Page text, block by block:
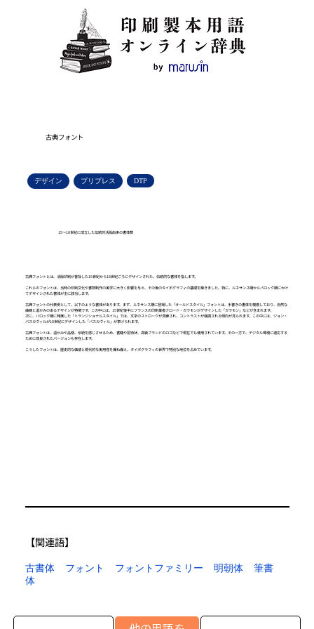
古典フォント
デザイン プリプレス DTP
15〜18世紀に成立した伝統的活版由来の書体群
古典フォントとは、活版印刷が普及した15世紀から18世紀ごろにデザインされた、伝統的な書体を指します。
これらのフォントは、当時の印刷文化や書物制作の美学に大きく影響を与え、その後のタイポグラフィの基礎を築きました。特に、ルネサンス期からバロック期にかけ
てデザインされた書体が主に該当します。
古典フォントの代表例として、以下のような書体があります。まず、ルネサンス期に登場した「オールドスタイル」フォントは、手書きの書体を模倣しており、自然な
曲線と温かみのあるデザインが特徴です。この中には、15世紀後半にフランスの印刷業者クロード・ガラモンがデザインした「ガラモン」などが含まれます。
次に、バロック期に発展した「トランジショナルスタイル」では、文字のストロークが洗練され、コントラストが強調される傾向が見られます。この中には、ジョン・
バスカヴィルが18世紀にデザインした「バスカヴィル」が挙げられます。
古典フォントは、温かみや品格、伝統を感じさせるため、書籍や招待状、高級ブランドのロゴなどで現在でも使用されています。その一方で、デジタル環境に適応する
ために改良されたバージョンも存在します。
こうしたフォントは、歴史的な価値と現代的な実用性を兼ね備え、タイポグラフィの世界で特別な地位を占めています。
【​関連語】
古書体 フォント フォントファミリー 明朝体
筆書
体